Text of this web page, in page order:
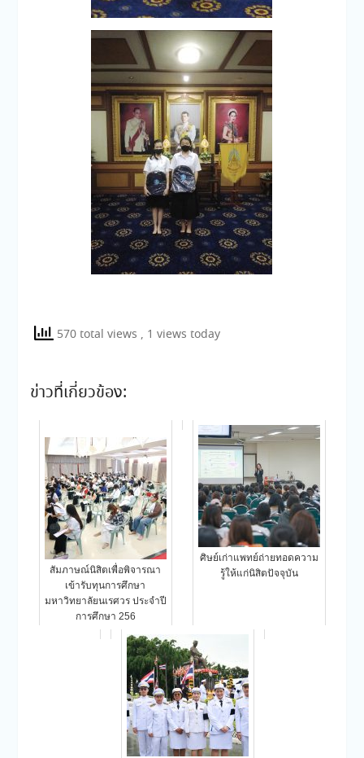
570 total views , 1 views today
ข่าวที่เกี่ยวข้อง:
สัมภาษณ์นิสิตเพื่อพิจารณา
เข้ารับทุนการศึกษา
มหาวิทยาลัยนเรศวร ประจำปี
การศึกษา 256
ศิษย์เก่าแพทย์ถ่ายทอดความ
รู้ให้แก่นิสิตปัจจุบัน